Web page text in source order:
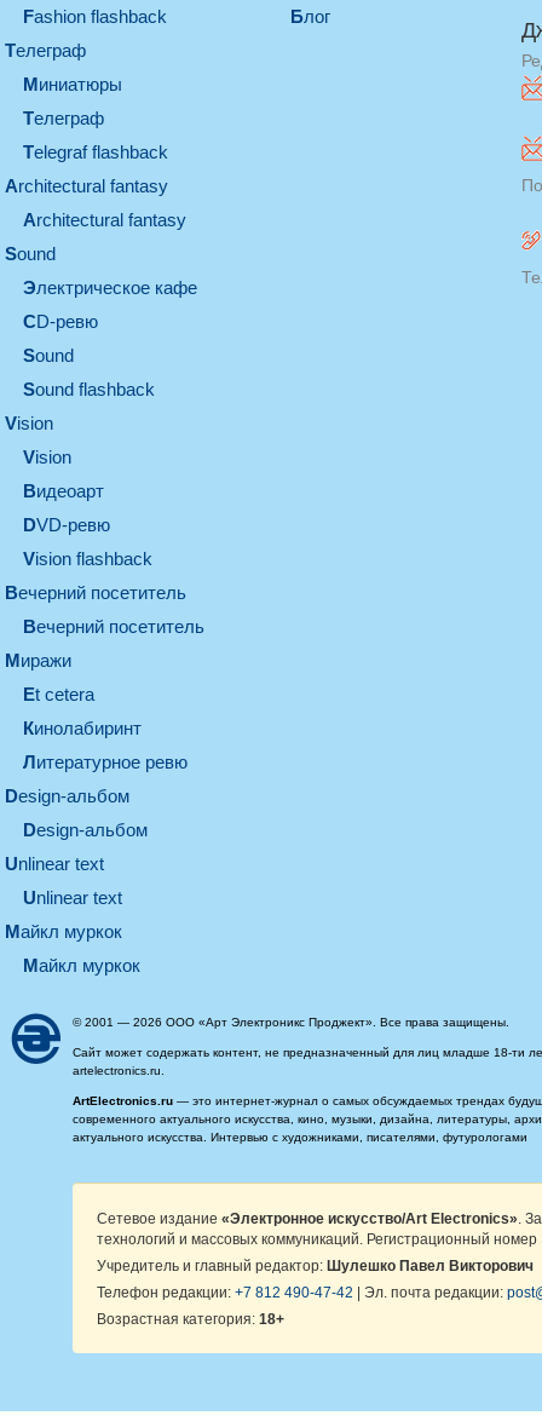
Fashion flashback
телеграф
миниатюры
телеграф
Telegraf flashback
architectural fantasy
architectural fantasy
sound
электрическое кафе
CD-ревю
sound
Sound flashback
vision
vision
видеоарт
DVD-ревю
Vision flashback
вечерний посетитель
вечерний посетитель
миражи
et cetera
кинолабиринт
литературное ревю
design-альбом
design-альбом
unlinear text
Unlinear text
майкл муркок
майкл муркок
Блог
© 2001 — 2026 ООО «Арт Электроникс Проджект». Все права защищены.
Сайт может содержать контент, не предназначенный для лиц младше 18-ти
artelectronics.ru.
ArtElectronics.ru — это интернет-журнал о самых обсуждаемых трендах
современного актуального искусства, кино, музыки, дизайна, литературы,
актуального искусства. Интервью с художниками, писателями, футурологами
Сетевое издание «Электронное искусство/Art Electronics» .
технологий и массовых коммуникаций. Регистрационный
Учредитель и главный редактор: Шулешко Павел Викторович
Телефон редакции: +7 812 490-47-42 | Эл. почта редакции:
Возрастная категория: 18+